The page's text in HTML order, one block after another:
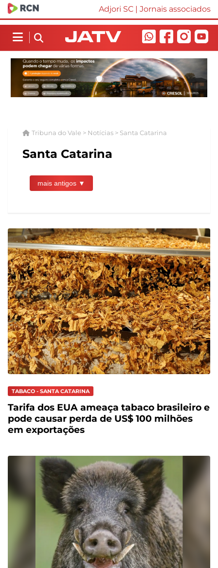
Adjori SC | Jornais associados
Tribuna do Vale > Notícias > Santa Catarina
Santa Catarina
mais antigos ▼
TABACO - SANTA CATARINA
Tarifa dos EUA ameaça tabaco brasileiro e
pode causar perda de US$ 100 milhões
em exportações